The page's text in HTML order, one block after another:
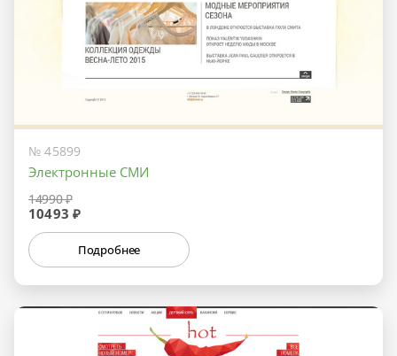
№ 45899
Электронные СМИ
14990 ₽
10493 ₽
Подробнее